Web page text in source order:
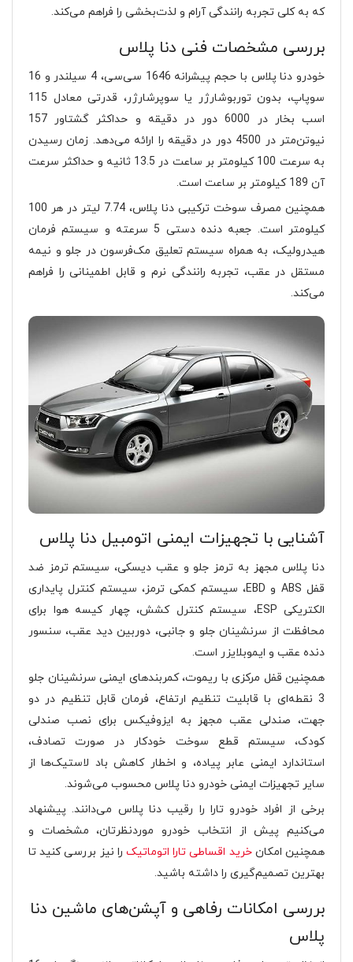
که به کلی تجربه رانندگی آرام و لذت‌بخشی را فراهم می‌کند​​.
بررسی مشخصات فنی دنا پلاس
خودرو دنا پلاس با حجم پیشرانه 1646 سی‌سی، 4 سیلندر و 16
سوپاپ، بدون توربوشارژر یا سوپرشارژر، قدرتی معادل 115
اسب بخار در 6000 دور در دقیقه و حداکثر گشتاور 157
نیوتن‌متر در 4500 دور در دقیقه را ارائه می‌دهد. زمان رسیدن
به سرعت 100 کیلومتر بر ساعت در 13.5 ثانیه و حداکثر سرعت
آن 189 کیلومتر بر ساعت است.
همچنین مصرف سوخت ترکیبی دنا پلاس، 7.74 لیتر در هر 100
کیلومتر است. جعبه دنده دستی 5 سرعته و سیستم فرمان
هیدرولیک، به همراه سیستم تعلیق مک‌فرسون در جلو و نیمه
مستقل در عقب، تجربه رانندگی نرم و قابل اطمینانی را فراهم
می‌کند.
آشنایی با تجهیزات ایمنی اتومبیل دنا پلاس
دنا پلاس مجهز به ترمز جلو و عقب دیسکی، سیستم ترمز ضد
قفل ABS و EBD، سیستم کمکی ترمز، سیستم کنترل پایداری
الکتریکی ESP، سیستم کنترل کشش، چهار کیسه هوا برای
محافظت از سرنشینان جلو و جانبی، دوربین دید عقب، سنسور
دنده عقب و ایموبلایزر است.
همچنین قفل مرکزی با ریموت، کمربندهای ایمنی سرنشینان جلو
3 نقطه‌ای با قابلیت تنظیم ارتفاع، فرمان قابل تنظیم در دو
جهت، صندلی عقب مجهز به ایزوفیکس برای نصب صندلی
کودک، سیستم قطع سوخت خودکار در صورت تصادف،
استاندارد ایمنی عابر پیاده، و اخطار کاهش باد لاستیک‌ها از
سایر تجهیزات ایمنی خودرو دنا پلاس محسوب می‌شوند​​.
برخی از افراد خودرو تارا را رقیب دنا پلاس می‌دانند. پیشنهاد
می‌کنیم پیش از انتخاب خودرو موردنظرتان، مشخصات و
همچنین امکانخرید اقساطی تارا اتوماتیک را نیز بررسی کنید تا
بهترین تصمیم‌گیری را داشته باشید.
بررسی امکانات رفاهی و آپشن‌های ماشین دنا
پلاس